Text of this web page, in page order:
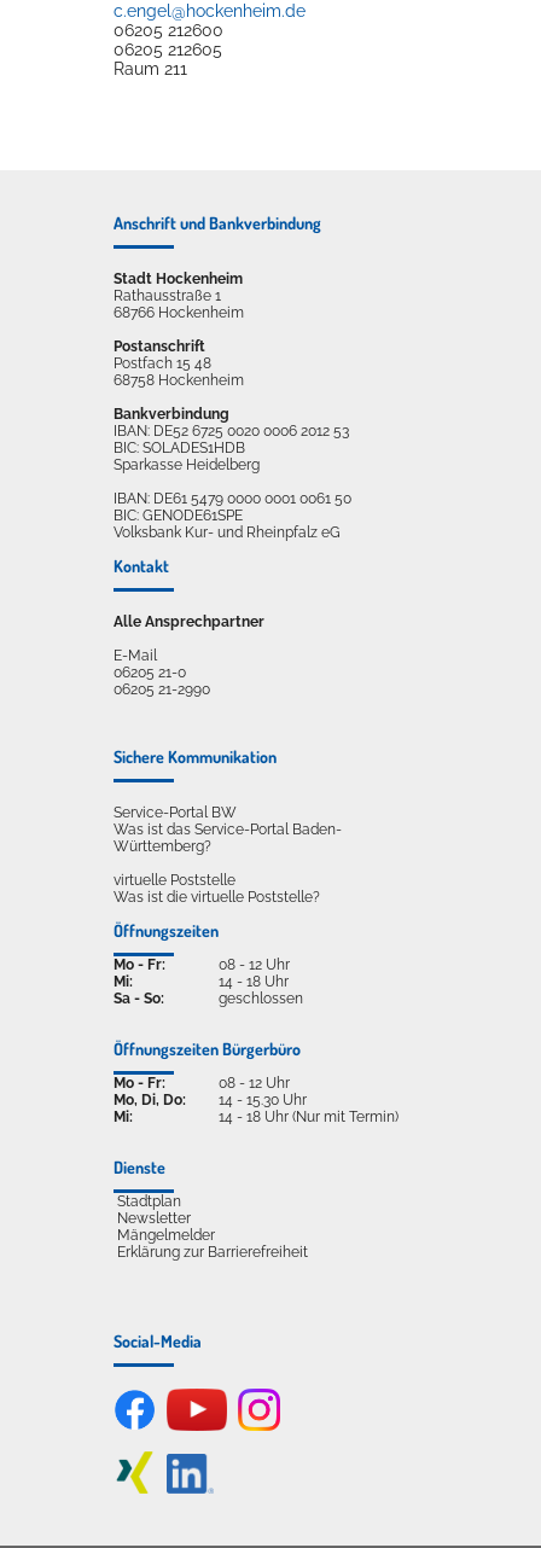
c.engel@hockenheim.de
06205 212600
06205 212605
Raum 211
Anschrift und Bankverbindung
Stadt Hockenheim
Rathausstraße 1
68766 Hockenheim
Postanschrift
Postfach 15 48
68758 Hockenheim
Bankverbindung
IBAN: DE52 6725 0020 0006 2012 53
BIC: SOLADES1HDB
Sparkasse Heidelberg
IBAN: DE61 5479 0000 0001 0061 50
BIC: GENODE61SPE
Volksbank Kur- und Rheinpfalz eG
Kontakt
Alle Ansprechpartner
E-Mail
06205 21-0
06205 21-2990
Sichere Kommunikation
Service-Portal BW
Was ist das Service-Portal Baden-
Württemberg?
virtuelle Poststelle
Was ist die virtuelle Poststelle?
Öffnungszeiten
Mo - Fr:
Mi:
Sa - So:
08 - 12 Uhr
14 - 18 Uhr
geschlossen
Öffnungszeiten Bürgerbüro
Mo - Fr:
Mo, Di, Do:
Mi:
08 - 12 Uhr
14 - 15.30 Uhr
14 - 18 Uhr (Nur mit Termin)
Dienste
Stadtplan
Newsletter
Mängelmelder
Erklärung zur Barrierefreiheit
Social-Media